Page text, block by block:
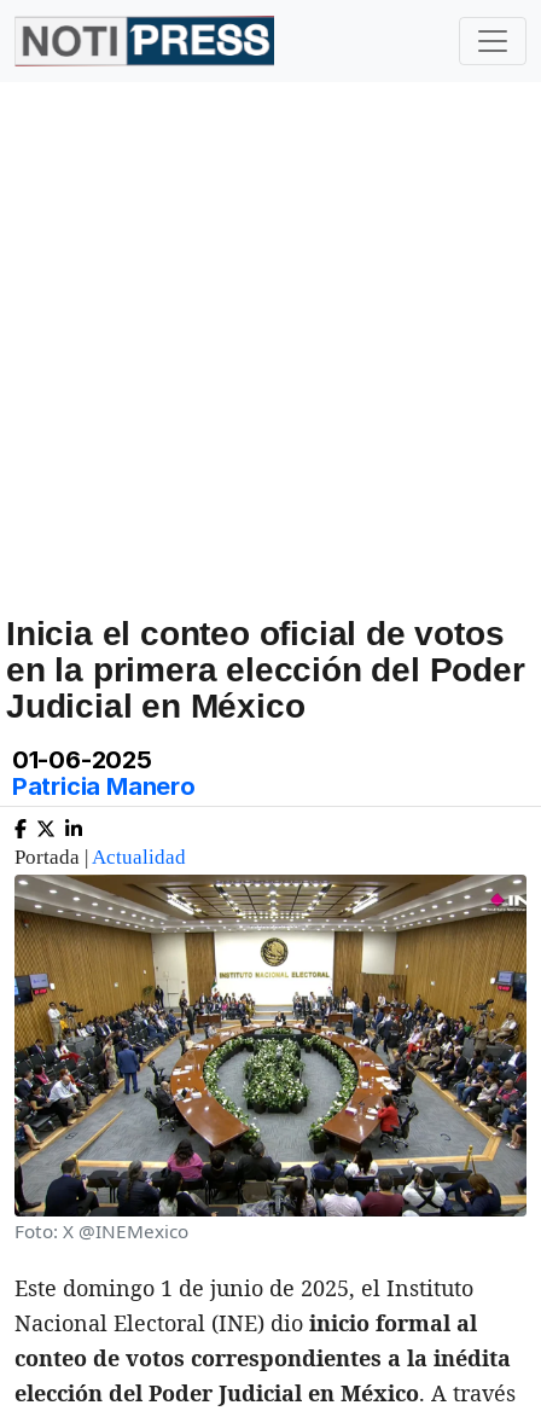
Inicia el conteo oficial de votos
en la primera elección del Poder
Judicial en México
01-06-2025
Patricia Manero
Portada |Actualidad
Foto: X @INEMexico
Este domingo 1 de junio de 2025, el Instituto
Nacional Electoral (INE) dio inicio formal al
conteo de votos correspondientes a la inédita
elección del Poder Judicial en México. A través